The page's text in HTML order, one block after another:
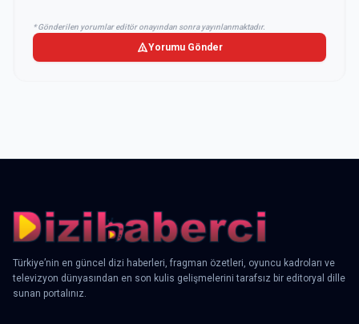
* Gönderilen yorumlar editör onayından sonra yayınlanmaktadır.
Yorumu Gönder
Türkiye’nin en güncel dizi haberleri, fragman özetleri, oyuncu kadroları ve
televizyon dünyasından en son kulis gelişmelerini tarafsız bir editoryal dille
sunan portalınız.